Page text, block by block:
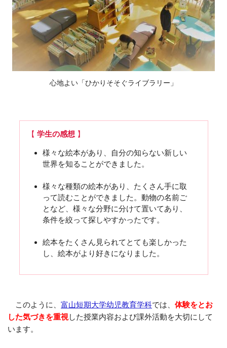
心地よい「ひかりそそぐライブラリー」
【 学生の感想 】
様々な絵本があり、自分の知らない新しい
世界を知ることができました。
様々な種類の絵本があり、たくさん手に取
って読むことができました。動物の名前ご
となど、様々な分野に分けて置いてあり、
条件を絞って探しやすかったです。
絵本をたくさん見られてとても楽しかった
し、絵本がより好きになりました。
このように、 富山短期大学幼児教育学科では、 体験をとお
した気づきを重視した授業内容および課外活動を大切にして
います。